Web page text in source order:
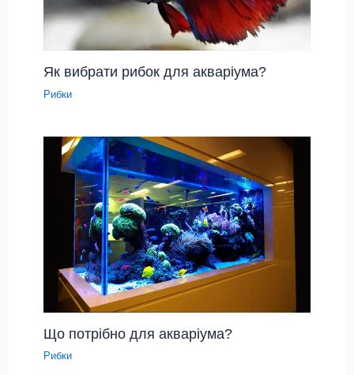
Як вибрати рибок для акваріума?
Рибки
Що потрібно для акваріума?
Рибки